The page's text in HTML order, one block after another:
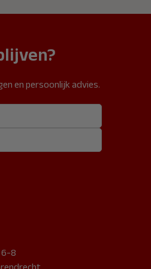
en persoonlijk advies.
6-8